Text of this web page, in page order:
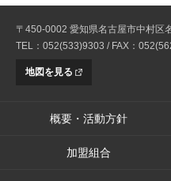
〒450-0002 愛知県名古屋市中村区
TEL：052(533)9303 / FAX：
地図を見る
概要・活動方針
加盟組合